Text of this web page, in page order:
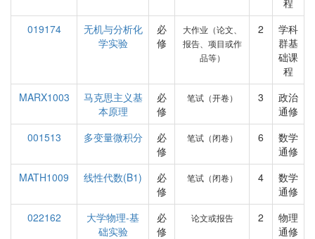
程
019174
无机与分析化
学实验
必
修
大作业（论文、
报告、项目或作
品等）
2
学科
群基
础课
程
MARX1003
马克思主义基
本原理
必
修
笔试（开卷） 3
政治
通修
001513
多变量微积分
必
修
笔试（闭卷） 6
数学
通修
MATH1009
线性代数(B1)
必
修
笔试（闭卷） 4
数学
通修
022162
大学物理-基
础实验
必
修
论文或报告 2
物理
通修